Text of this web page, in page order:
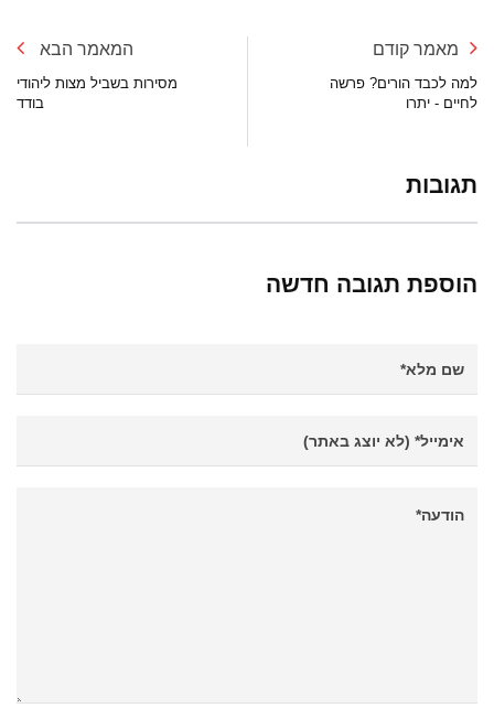
מאמר קודם
למה לכבד הורים? פרשה
לחיים - יתרו
המאמר הבא
מסירות בשביל מצות ליהודי
בודד
תגובות
הוספת תגובה חדשה